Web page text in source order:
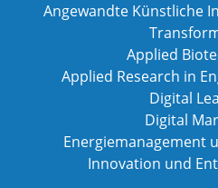
Angewandte Künstliche
Applied
Applied Research in
Digital
Digital
Energiemanagement
Innovation und